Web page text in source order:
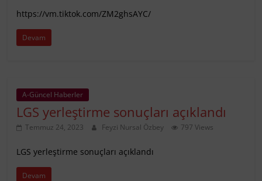
https://vm.tiktok.com/ZM2ghsAYC/
Devam
A-Güncel Haberler
LGS yerleştirme sonuçları açıklandı
Temmuz 24, 2023 Feyzi Nursal Özbey 797 Views
LGS yerleştirme sonuçları açıklandı
Devam